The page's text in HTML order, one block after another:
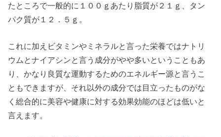
たところで一般的に１００ｇあたり脂質が２１ｇ、タン
パク質が１２．５ｇ。
これに加えビタミンやミネラルと言った栄養ではナトリ
ウムとナイアシンと言う成分がやや多いということもあ
り、かなり良質な運動するためのエネルギー源と言うこ
ともできますが、それ以外の成分では目立ったものがな
く総合的に美容や健康に対する効果効能のほどは低いと
言えます。